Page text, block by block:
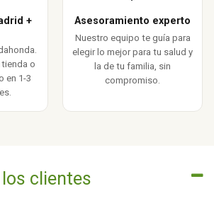
+
o
en 1-3
Asesoramiento experto
Nuestro equipo te guía para
elegir lo mejor para tu salud y
la de tu familia, sin
compromiso.
los clientes